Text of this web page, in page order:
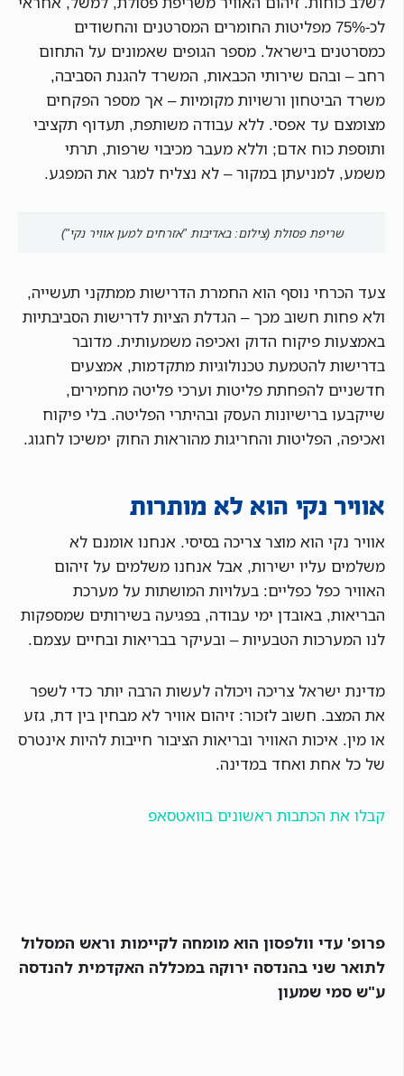
לכ-75% מפליטות החומרים המסרטנים והחשודים
כמסרטנים בישראל. מספר הגופים שאמונים על התחום
רחב – ובהם שירותי הכבאות, המשרד להגנת הסביבה,
משרד הביטחון ורשויות מקומיות – אך מספר הפקחים
מצומצם עד אפסי. ללא עבודה משותפת, תעדוף תקציבי
ותוספת כוח אדם; וללא מעבר מכיבוי שרפות, תרתי
משמע, למניעתן במקור – לא נצליח למגר את המפגע.
שריפת פסולת (צילום: באדיבות "אזרחים למען אוויר נקי")
צעד הכרחי נוסף הוא החמרת הדרישות ממתקני תעשייה,
ולא פחות חשוב מכך – הגדלת הציות לדרישות הסביבתיות
באמצעות פיקוח הדוק ואכיפה משמעותית. מדובר
בדרישות להטמעת טכנולוגיות מתקדמות, אמצעים
חדשניים להפחתת פליטות וערכי פליטה מחמירים,
שייקבעו ברישיונות העסק ובהיתרי הפליטה. בלי פיקוח
ואכיפה, הפליטות והחריגות מהוראות החוק ימשיכו לחגוג.
אוויר נקי הוא לא מותרות
אוויר נקי הוא מוצר צריכה בסיסי. אנחנו אומנם לא
משלמים עליו ישירות, אבל אנחנו משלמים על זיהום
האוויר כפל כפליים: בעלויות המושתות על מערכת
הבריאות, באובדן ימי עבודה, בפגיעה בשירותים שמספקות
לנו המערכות הטבעיות – ובעיקר בבריאות ובחיים עצמם.
מדינת ישראל צריכה ויכולה לעשות הרבה יותר כדי לשפר
את המצב. חשוב לזכור: זיהום אוויר לא מבחין בין דת, גזע
או מין. איכות האוויר ובריאות הציבור חייבות להיות אינטרס
של כל אחת ואחד במדינה.
קבלו את הכתבות ראשונים בוואטסאפ
פרופ' עדי וולפסון הוא מומחה לקיימות וראש המסלול
לתואר שני בהנדסה ירוקה במכללה האקדמית להנדסה
ע"ש סמי שמעון